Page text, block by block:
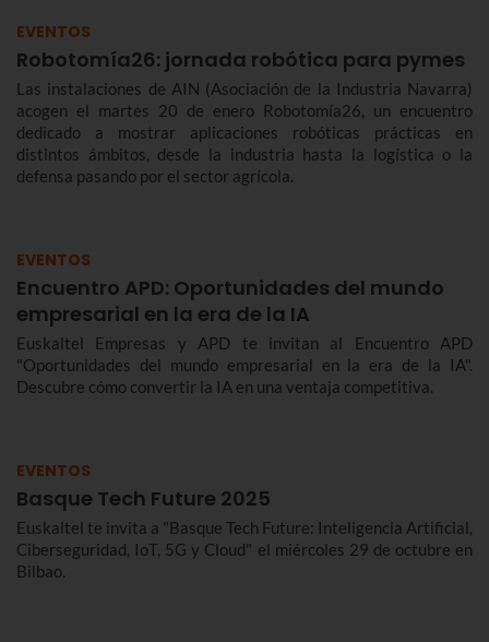
EVENTOS
Robotomía26: jornada robótica para pymes
Las instalaciones de AIN (Asociación de la Industria Navarra)
acogen el martes 20 de enero Robotomía26, un encuentro
dedicado a mostrar aplicaciones robóticas prácticas en
distintos ámbitos, desde la industria hasta la logística o la
defensa pasando por el sector agrícola.
EVENTOS
Encuentro APD: Oportunidades del mundo
empresarial en la era de la IA
Euskaltel Empresas y APD te invitan al Encuentro APD
"Oportunidades del mundo empresarial en la era de la IA".
Descubre cómo convertir la IA en una ventaja competitiva.
EVENTOS
Basque Tech Future 2025
Euskaltel te invita a "Basque Tech Future: Inteligencia Artificial,
Ciberseguridad, IoT, 5G y Cloud" el miércoles 29 de octubre en
Bilbao.